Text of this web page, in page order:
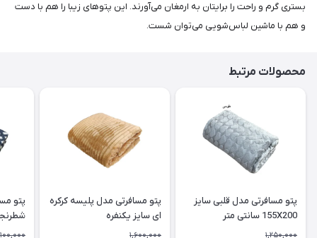
بستری گرم و راحت را برایتان به ‌ارمغان می‌آورند. این پتوهای زیبا را هم با دست
و هم با ماشین لباس‌شویی می‌توان شست.
محصولات مرتبط
پتو مسافرتی مدل قلبی سایز
155X200 سانتی متر
1,250,000
پتو مسافرتی مدل پلیسه کرکره
ای سایز یکنفره
1,600,000
پتو